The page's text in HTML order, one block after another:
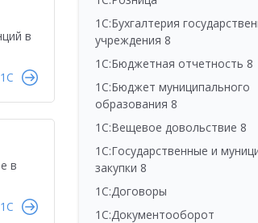
в
в
1С:Бухгалтерия
учреждения 8
1С:Бюджетная отчетность 8
1С:Бюджет муниципального
образования 8
1С:Вещевое довольствие 8
1С:Государственные и
закупки 8
1С:Договоры
1С:Документооборот